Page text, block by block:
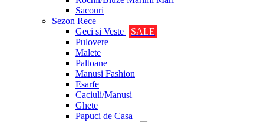
Sacouri
Sezon Rece
Geci si Veste
SALE
Pulovere
Malete
Paltoane
Manusi Fashion
Esarfe
Caciuli/Manusi
Ghete
Papuci de Casa